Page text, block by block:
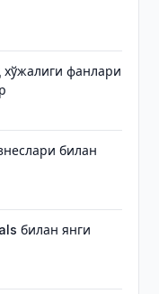
фанлари
билан
билан янги